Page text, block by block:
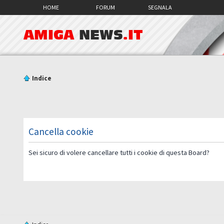
HOME FORUM SEGNALA
AMIGA NEWS.IT
Indice
Cancella cookie
Sei sicuro di volere cancellare tutti i cookie di questa Board?